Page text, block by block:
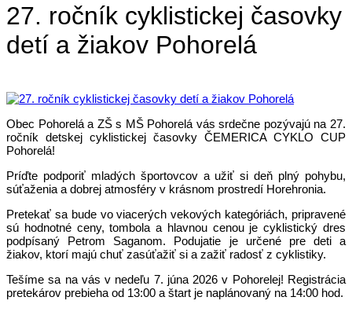
27. ročník cyklistickej časovky
detí a žiakov Pohorelá
Obec Pohorelá a ZŠ s MŠ Pohorelá vás srdečne pozývajú na 27.
ročník detskej cyklistickej časovky ČEMERICA CYKLO CUP
Pohorelá!
Príďte podporiť mladých športovcov a užiť si deň plný pohybu,
súťaženia a dobrej atmosféry v krásnom prostredí Horehronia.
Pretekať sa bude vo viacerých vekových kategóriách, pripravené
sú hodnotné ceny, tombola a hlavnou cenou je cyklistický dres
podpísaný Petrom Saganom. Podujatie je určené pre deti a
žiakov, ktorí majú chuť zasúťažiť si a zažiť radosť z cyklistiky.
Tešíme sa na vás v nedeľu 7. júna 2026 v Pohorelej! Registrácia
pretekárov prebieha od 13:00 a štart je naplánovaný na 14:00 hod.